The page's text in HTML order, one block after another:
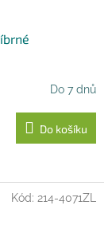
Do 7 dnů
Do košíku
Kód: 214-4071ZL